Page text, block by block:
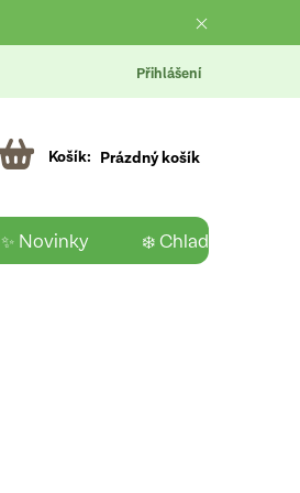
Přihlášení
Prázdný košík
✨ Novinky ❄️ Chladící